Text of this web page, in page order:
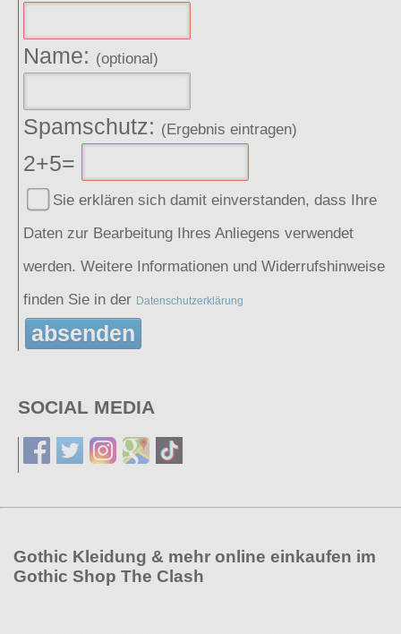
Name: (optional)
Spamschutz: (Ergebnis eintragen)
2+5=
Sie erklären sich damit einverstanden, dass Ihre
Daten zur Bearbeitung Ihres Anliegens verwendet
werden. Weitere Informationen und Widerrufshinweise
finden Sie in der Datenschutzerklärung
absenden
SOCIAL MEDIA
Gothic Kleidung & mehr online einkaufen im
Gothic Shop The Clash